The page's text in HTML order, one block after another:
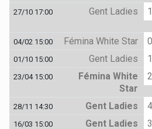
27/10 17:00 Gent Ladies
04/02 15:00 Fémina White Star
01/10 15:00 Gent Ladies
23/04 15:00
Fémina White
Star
28/11 14:30 Gent Ladies
16/03 15:00 Gent Ladies